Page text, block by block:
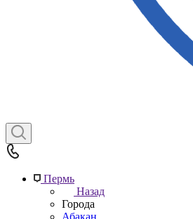
Пермь
Назад
Города
Абакан